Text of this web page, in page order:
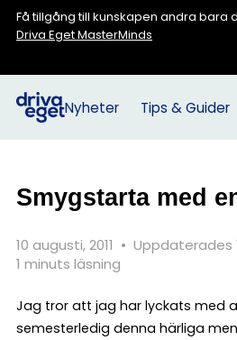
Få tillgång till kunskapen andra bara
Driva Eget MasterMinds
Nyheter Tips & Guider
Smygstarta med
10 augusti, 2011 • Uppdaterades
1 minuts läsning
Jag tror att jag har lyckats med
semesterledig denna härliga